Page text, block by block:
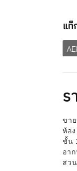
แท็
ร
ขา
ห้อ
ชั้น
อา
สว